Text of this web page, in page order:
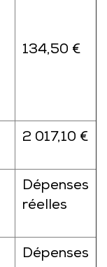
134,50 €
2 017,10 €
Dépenses
réelles
Dépenses